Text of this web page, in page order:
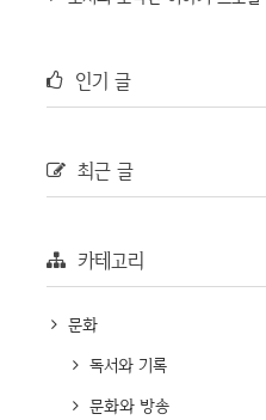
인기 글
최근 글
카테고리
문화
독서와 기록
문화와 방송